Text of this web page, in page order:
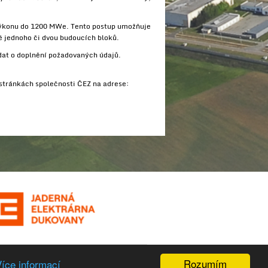
Rozumím
informací
do 1200 MWe. Tento postup umožňuje
či dvou budoucích bloků.
o doplnění požadovaných údajů.
společnosti ČEZ na adrese: